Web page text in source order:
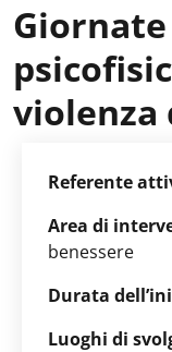
violenza
Referente
Area di
benessere
Durata
Luoghi di